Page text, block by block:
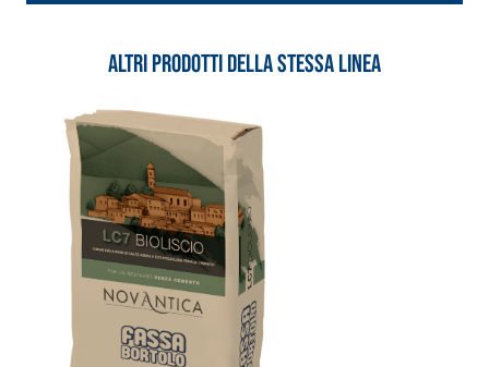
Altri prodotti della stessa linea